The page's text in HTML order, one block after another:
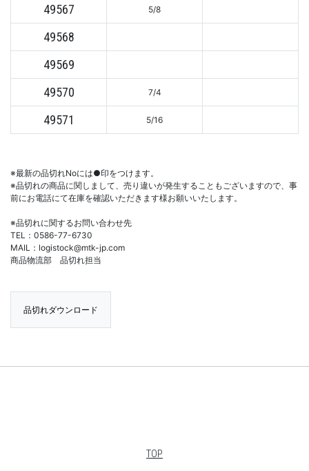
49567 5/8
49568
49569
49570
7/4
49571 5/16
※最新の品切れNoには●印をつけます。
※品切れの商品に関しまして、売り違いが発生することもございますので、事
前にお電話にて在庫を確認いただきます様お願いいたします。
※品切れに関するお問い合わせ先
TEL：0586-77-6730
MAIL：logistock@mtk-jp.com
商品物流部 品切れ担当
品切れダウンロード
TOP